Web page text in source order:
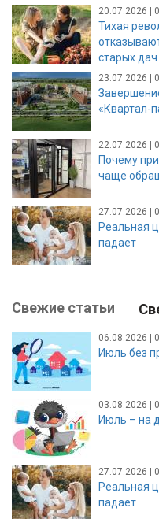
20.07.2026 |
Тихая
старых дач
23.07.2026 |
«Квартал-
22.07.2026 |
Почему
чаще
27.07.2026 |
Реальная
падает
Свежие статьи
06.08.2026 |
Июль без
03.08.2026 |
Июль – на
27.07.2026 |
Реальная
падает